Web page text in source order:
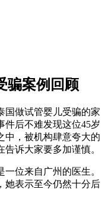
骗案例回顾
国做试管婴儿受骗的家
件后不难发现这位45岁
中，被机构肆意夸大的
诉大家要多加谨慎。
位来自广州的医生。
她表示至今仍然十分后